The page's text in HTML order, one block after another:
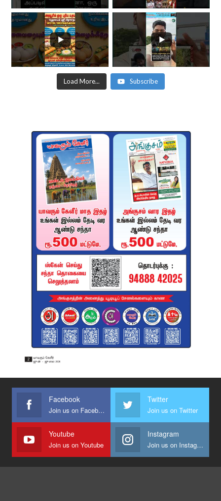
Load More... Subscribe
Facebook
Join us on Facebook
Twitter
Join us on Twitter
Youtube
Join us on Youtube
Instagram
Join us on Instagram